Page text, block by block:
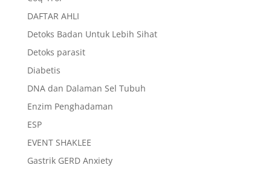
DAFTAR AHLI
Detoks Badan Untuk Lebih Sihat
Detoks parasit
Diabetis
DNA dan Dalaman Sel Tubuh
Enzim Penghadaman
ESP
EVENT SHAKLEE
Gastrik GERD Anxiety